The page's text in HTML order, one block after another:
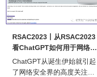
RSAC2023丨从RSAC2023
看ChatGPT如何用于网络攻
击
ChatGPT从诞生伊始就引起
了网络安全界的高度关注：